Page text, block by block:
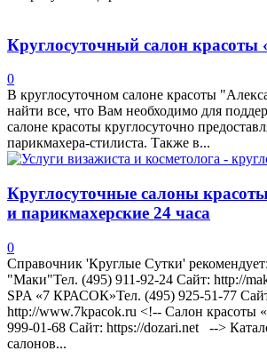
Круглосуточный салон красоты
0
В круглосуточном салоне красоты
найти все, что Вам необходимо для
салоне красоты круглосуточно
парикмахера-стилиста. Также в...
Круглосуточные салоны
и парикмахерские 24 часа
0
Справочник 'Круглые Сутки'
"Маки"Тел. (495) 911-92-24 Сайт: http://
SPA «7 КРАСОК»Тел. (495) 925-51-77
http://www.7kpacok.ru <!-- Салон красоты
999-01-68 Сайт: https://dozari.net -->
салонов...